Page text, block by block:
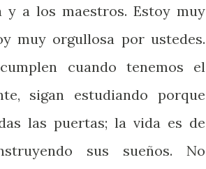
y a los maestros. Estoy muy
muy orgullosa por ustedes.
cuando tenemos el
sigan estudiando porque
las puertas; la vida es de
sus sueños. No